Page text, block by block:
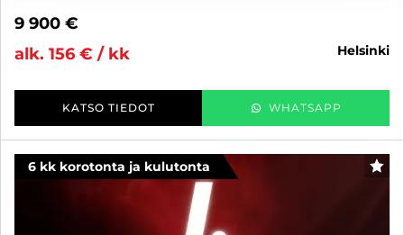
9 900 €
alk. 156 € / kk
helsinki
KATSO TIEDOT WHATSAPP
6 kk korotonta ja kulutonta